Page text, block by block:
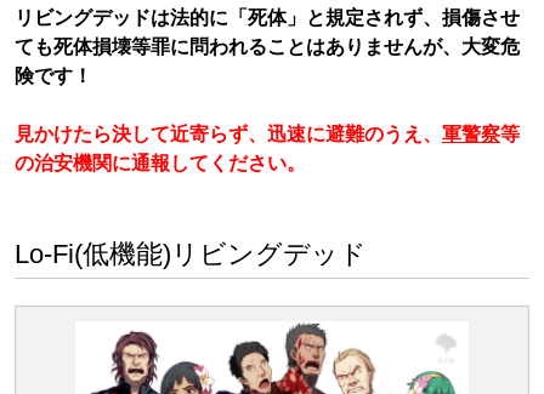
リビングデッドは法的に「死体」と規定されず、損傷させ
ても死体損壊等罪に問われることはありませんが、大変危
険です！
見かけたら決して近寄らず、迅速に避難のうえ、 軍警察等
の治安機関に通報してください。
Lo-Fi(低機能)リビングデッド